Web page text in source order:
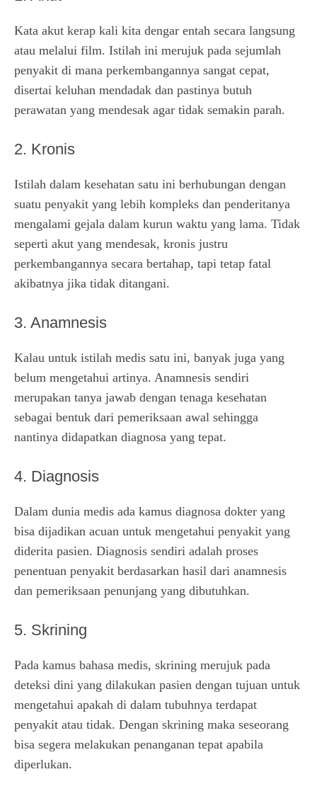
Kata akut kerap kali kita dengar entah secara langsung
atau melalui film. Istilah ini merujuk pada sejumlah
penyakit di mana perkembangannya sangat cepat,
disertai keluhan mendadak dan pastinya butuh
perawatan yang mendesak agar tidak semakin parah.
2. Kronis
Istilah dalam kesehatan satu ini berhubungan dengan
suatu penyakit yang lebih kompleks dan penderitanya
mengalami gejala dalam kurun waktu yang lama. Tidak
seperti akut yang mendesak, kronis justru
perkembangannya secara bertahap, tapi tetap fatal
akibatnya jika tidak ditangani.
3. Anamnesis
Kalau untuk istilah medis satu ini, banyak juga yang
belum mengetahui artinya. Anamnesis sendiri
merupakan tanya jawab dengan tenaga kesehatan
sebagai bentuk dari pemeriksaan awal sehingga
nantinya didapatkan diagnosa yang tepat.
4. Diagnosis
Dalam dunia medis ada kamus diagnosa dokter yang
bisa dijadikan acuan untuk mengetahui penyakit yang
diderita pasien. Diagnosis sendiri adalah proses
penentuan penyakit berdasarkan hasil dari anamnesis
dan pemeriksaan penunjang yang dibutuhkan.
5. Skrining
Pada kamus bahasa medis, skrining merujuk pada
deteksi dini yang dilakukan pasien dengan tujuan untuk
mengetahui apakah di dalam tubuhnya terdapat
penyakit atau tidak. Dengan skrining maka seseorang
bisa segera melakukan penanganan tepat apabila
diperlukan.